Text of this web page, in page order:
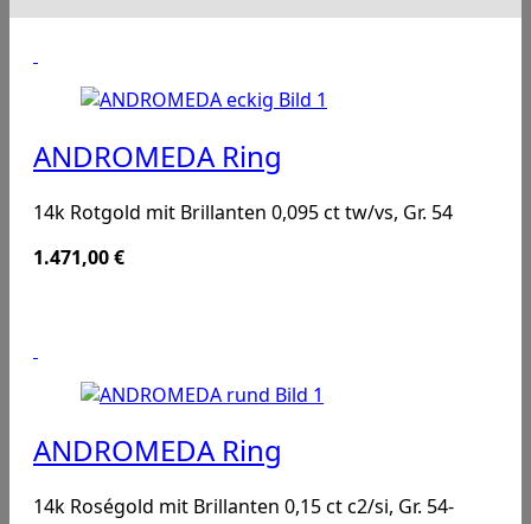
ANDROMEDA Ring
14k Rotgold mit Brillanten 0,095 ct tw/vs, Gr. 54
1.471,00€
ANDROMEDA Ring
14k Roségold mit Brillanten 0,15 ct c2/si, Gr. 54-